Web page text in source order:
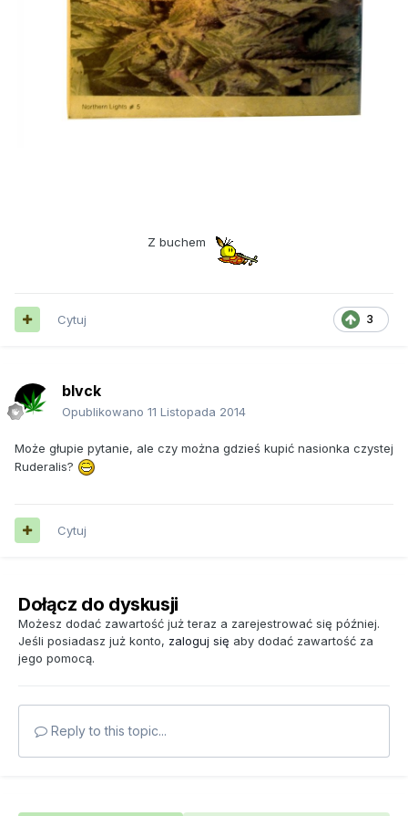
Z buchem
3
Cytuj
blvck
Opublikowano 11 Listopada 2014
Może głupie pytanie, ale czy można gdzieś kupić nasionka czystej
Ruderalis?
Cytuj
Dołącz do dyskusji
Możesz dodać zawartość już teraz a zarejestrować się później.
Jeśli posiadasz już konto, zaloguj się aby dodać zawartość za
jego pomocą.
Reply to this topic...